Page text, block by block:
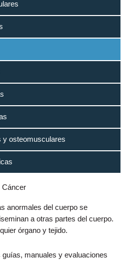
y osteomusculares
Cáncer
anormales del cuerpo se
a otras partes del cuerpo.
órgano y tejido.
manuales y evaluaciones